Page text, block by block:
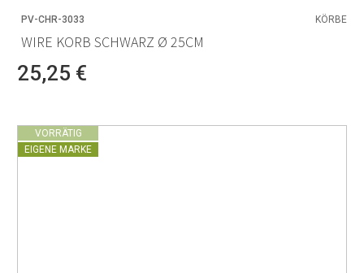
PV-CHR-3033 KÖRBE
WIRE KORB SCHWARZ Ø 25CM
25,25 €
VORRÄTIG
EIGENE MARKE